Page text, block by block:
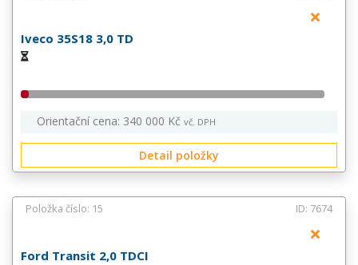
Iveco 35S18 3,0 TD
Orientační cena: 340 000 Kč vč. DPH
Detail položky
Položka číslo: 15 ID: 7674
Ford Transit 2,0 TDCI